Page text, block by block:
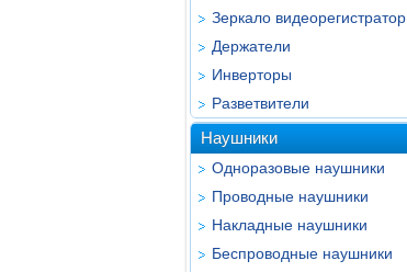
Зеркало видеорегистратор
Держатели
Инверторы
Разветвители
Наушники
Одноразовые наушники
Проводные наушники
Накладные наушники
Беспроводные наушники